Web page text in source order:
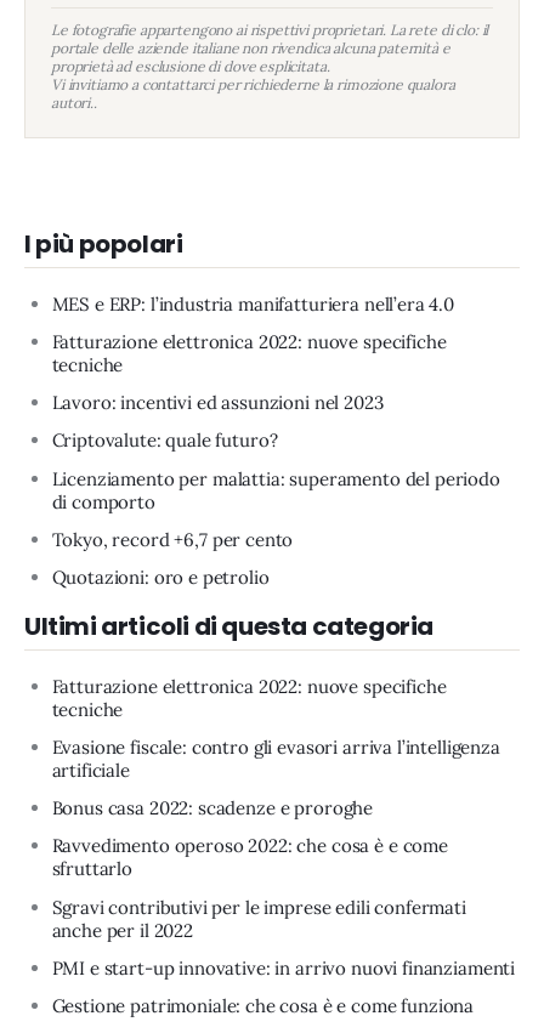
Le fotografie appartengono ai rispettivi proprietari. La rete di clo: il
portale delle aziende italiane non rivendica alcuna paternità e
proprietà ad esclusione di dove esplicitata.
Vi invitiamo a contattarci per richiederne la rimozione qualora
autori..
I più popolari
MES e ERP: l’industria manifatturiera nell’era 4.0
Fatturazione elettronica 2022: nuove specifiche
tecniche
Lavoro: incentivi ed assunzioni nel 2023
Criptovalute: quale futuro?
Licenziamento per malattia: superamento del periodo
di comporto
Tokyo, record +6,7 per cento
Quotazioni: oro e petrolio
Ultimi articoli di questa categoria
Fatturazione elettronica 2022: nuove specifiche
tecniche
Evasione fiscale: contro gli evasori arriva l’intelligenza
artificiale
Bonus casa 2022: scadenze e proroghe
Ravvedimento operoso 2022: che cosa è e come
sfruttarlo
Sgravi contributivi per le imprese edili confermati
anche per il 2022
PMI e start-up innovative: in arrivo nuovi finanziamenti
Gestione patrimoniale: che cosa è e come funziona